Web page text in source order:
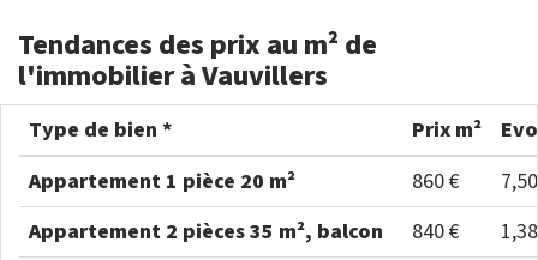
Tendances des prix au m² de
l'immobilier à Vauvillers
Type de bien * Prix m²
Appartement 1 pièce 20 m²
860 €
Appartement 2 pièces 35 m², balcon
840 €